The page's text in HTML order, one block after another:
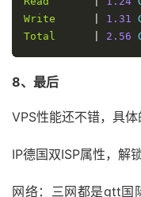
Write
1.31
Total
2.56
8、最后
VPS性能还不错，具体
IP德国双ISP属性，解
网络：三网都是gtt国